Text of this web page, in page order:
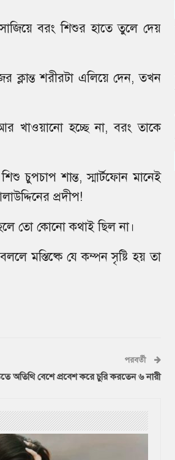
বরং শিশুর হাতে তুলে দেয়
ক্লান্ত শরীরটা এলিয়ে দেন, তখন
খাওয়ানো হচ্ছে না, বরং তাকে
চুপচাপ শান্ত, স্মার্টফোন মানেই
প্রদীপ!
তো কোনো কথাই ছিল না।
মস্তিষ্কে যে কম্পন সৃষ্টি হয় তা
পরবর্তী
অতিথি বেশে প্রবেশ করে চুরি করতেন ৬ নারী